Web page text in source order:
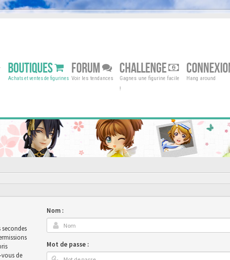
BOUTIQUES
Achats et ventes de figurines
FORUM
Voir les tendances
CHALLENGE
Gagnes une figurine facile
!
Hang around
secondes
de
Nom :
Mot de passe :